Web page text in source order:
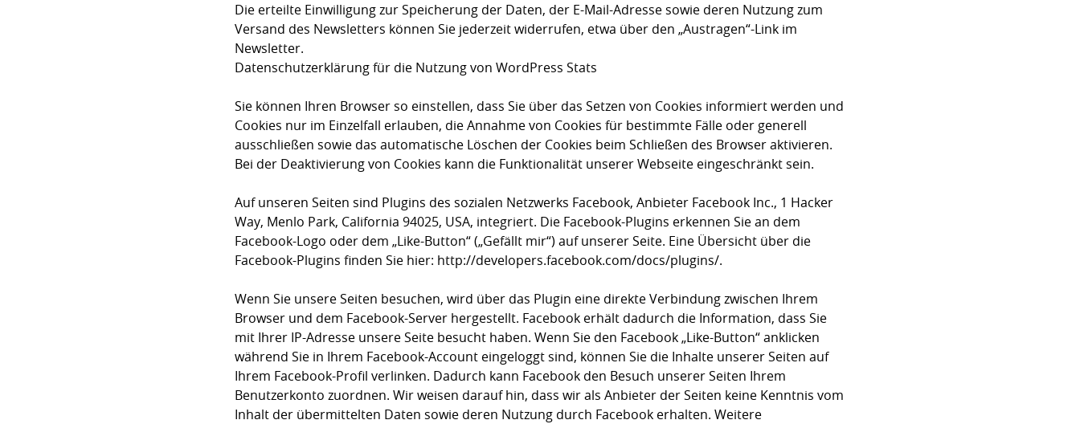
Die erteilte Einwilligung zur Speicherung der Daten, der E-Mail-Adresse sowie deren Nutzung zum
Versand des Newsletters können Sie jederzeit widerrufen, etwa über den „Austragen“-Link im
Newsletter.
Datenschutzerklärung für die Nutzung von WordPress Stats
Sie können Ihren Browser so einstellen, dass Sie über das Setzen von Cookies informiert werden und
Cookies nur im Einzelfall erlauben, die Annahme von Cookies für bestimmte Fälle oder generell
ausschließen sowie das automatische Löschen der Cookies beim Schließen des Browser aktivieren.
Bei der Deaktivierung von Cookies kann die Funktionalität unserer Webseite eingeschränkt sein.
Auf unseren Seiten sind Plugins des sozialen Netzwerks Facebook, Anbieter Facebook Inc., 1 Hacker
Way, Menlo Park, California 94025, USA, integriert. Die Facebook-Plugins erkennen Sie an dem
Facebook-Logo oder dem „Like-Button“ („Gefällt mir“) auf unserer Seite. Eine Übersicht über die
Facebook-Plugins finden Sie hier: http://developers.facebook.com/docs/plugins/.
Wenn Sie unsere Seiten besuchen, wird über das Plugin eine direkte Verbindung zwischen Ihrem
Browser und dem Facebook-Server hergestellt. Facebook erhält dadurch die Information, dass Sie
mit Ihrer IP-Adresse unsere Seite besucht haben. Wenn Sie den Facebook „Like-Button“ anklicken
während Sie in Ihrem Facebook-Account eingeloggt sind, können Sie die Inhalte unserer Seiten auf
Ihrem Facebook-Profil verlinken. Dadurch kann Facebook den Besuch unserer Seiten Ihrem
Benutzerkonto zuordnen. Wir weisen darauf hin, dass wir als Anbieter der Seiten keine Kenntnis vom
Inhalt der übermittelten Daten sowie deren Nutzung durch Facebook erhalten. Weitere